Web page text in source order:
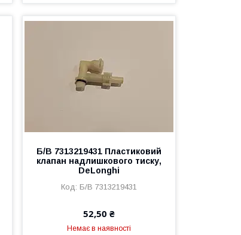
Б/В 7313219431 Пластиковий
клапан надлишкового тиску,
DeLonghi
Б/В 7313219431
52,50 ₴
Немає в наявності